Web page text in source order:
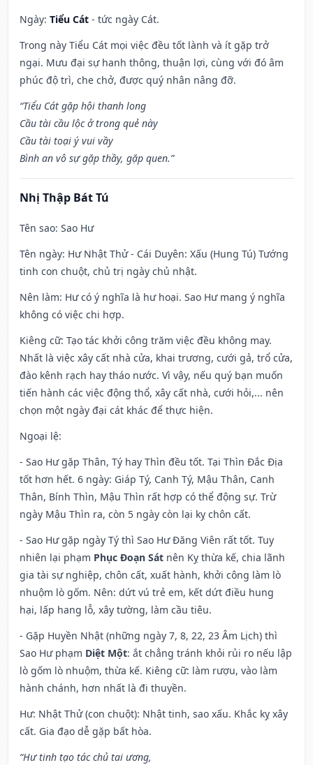
Ngày: Tiểu Cát - tức ngày Cát.
Trong này Tiểu Cát mọi việc đều tốt lành và ít gặp trở
ngại. Mưu đại sự hanh thông, thuận lợi, cùng với đó âm
phúc độ trì, che chở, được quý nhân nâng đỡ.
“Tiểu Cát gặp hội thanh long
Cầu tài cầu lộc ở trong quẻ này
Cầu tài toại ý vui vầy
Bình an vô sự gặp thầy, gặp quen.”
Nhị Thập Bát Tú
Tên sao: Sao Hư
Tên ngày: Hư Nhật Thử - Cái Duyên: Xấu (Hung Tú) Tướng
tinh con chuột, chủ trị ngày chủ nhật.
Nên làm: Hư có ý nghĩa là hư hoại. Sao Hư mang ý nghĩa
không có việc chi hợp.
Kiêng cữ: Tạo tác khởi công trăm việc đều không may.
Nhất là việc xây cất nhà cửa, khai trương, cưới gả, trổ cửa,
đào kênh rạch hay tháo nước. Vì vậy, nếu quý bạn muốn
tiến hành các việc động thổ, xây cất nhà, cưới hỏi,... nên
chọn một ngày đại cát khác để thực hiện.
Ngoại lệ:
- Sao Hư gặp Thân, Tý hay Thìn đều tốt. Tại Thìn Đắc Địa
tốt hơn hết. 6 ngày: Giáp Tý, Canh Tý, Mậu Thân, Canh
Thân, Bính Thìn, Mậu Thìn rất hợp có thể động sự. Trừ
ngày Mậu Thìn ra, còn 5 ngày còn lại kỵ chôn cất.
- Sao Hư gặp ngày Tý thì Sao Hư Đăng Viên rất tốt. Tuy
nhiên lại phạm Phục Đoạn Sát nên Kỵ thừa kế, chia lãnh
gia tài sự nghiệp, chôn cất, xuất hành, khởi công làm lò
nhuộm lò gốm. Nên: dứt vú trẻ em, kết dứt điều hung
hại, lấp hang lỗ, xây tường, làm cầu tiêu.
- Gặp Huyền Nhật (những ngày 7, 8, 22, 23 Âm Lịch) thì
Sao Hư phạm Diệt Một: ắt chẳng tránh khỏi rủi ro nếu lập
lò gốm lò nhuộm, thừa kế. Kiêng cữ: làm rượu, vào làm
hành chánh, hơn nhất là đi thuyền.
Hư: Nhật Thử (con chuột): Nhật tinh, sao xấu. Khắc kỵ xây
cất. Gia đạo dễ gặp bất hòa.
“Hư tinh tạo tác chủ tai ương,